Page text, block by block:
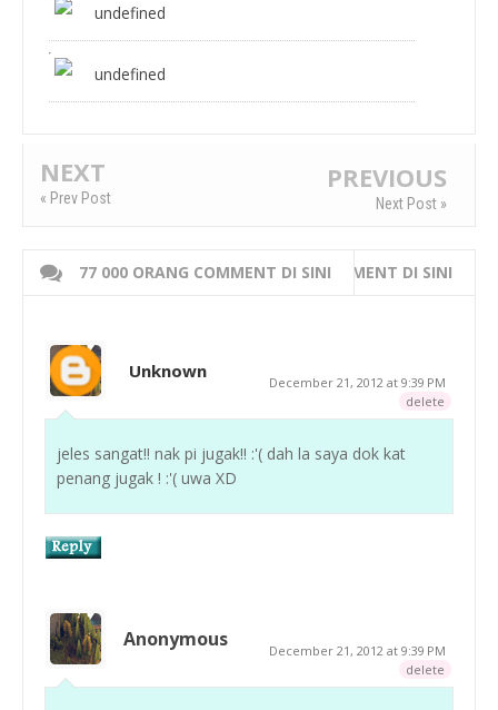
undefined
undefined
NEXT
« Prev Post
PREVIOUS
Next Post »
77 000 ORANG COMMENT DI SINI
WRITE 000 ORANG COMMENT DI SINI
Unknown
December 21, 2012 at 9:39 PM
delete
jeles sangat!! nak pi jugak!! :'( dah la saya dok kat
penang jugak ! :'( uwa XD
Anonymous
December 21, 2012 at 9:39 PM
delete